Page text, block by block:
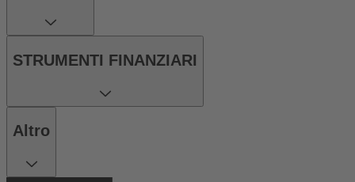
STRUMENTI FINANZIARI
Altro